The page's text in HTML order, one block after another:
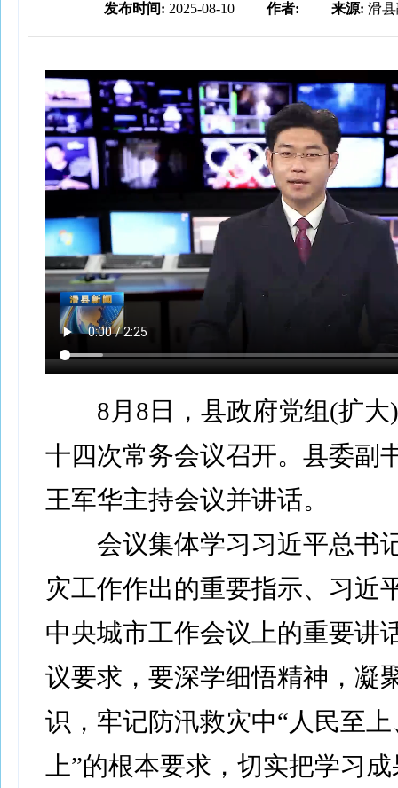
发布时间: 2025-08-10 作者: 来源: 滑
8月8日，县政府党组(扩大)
十四次常务会议召开。县委副
王军华主持会议并讲话。
会议集体学习习近平总书
灾工作作出的重要指示、习近
中央城市工作会议上的重要讲
议要求，要深学细悟精神，凝
识，牢记防汛救灾中“人民至
上”的根本要求，切实把学习